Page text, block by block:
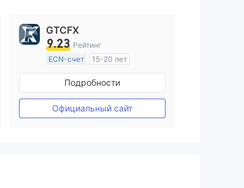
GTCFX
9.23 Рейтинг
ECN-счет
15-20 лет
Регулирование в Соединенное Королевство
Маркет-Мейкинг (MM)
Основной стандарт MT4
Подробности
Официальный сайт